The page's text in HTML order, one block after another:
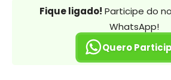
Fique ligado! Participe do
WhatsApp!
Quero